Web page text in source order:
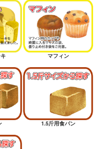
マフィン
1.5斤用食パン